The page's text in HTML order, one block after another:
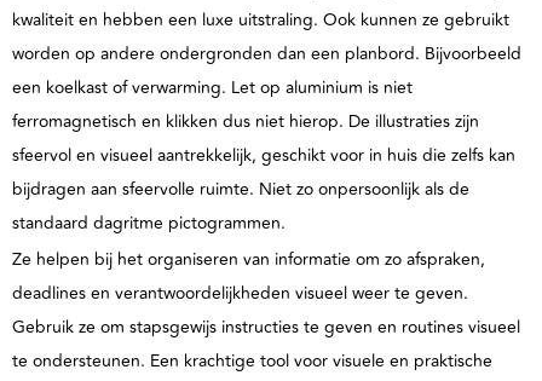
kwaliteit en hebben een luxe uitstraling. Ook kunnen ze gebruikt
worden op andere ondergronden dan een planbord. Bijvoorbeeld
een koelkast of verwarming. Let op aluminium is niet
ferromagnetisch en klikken dus niet hierop. De illustraties zijn
sfeervol en visueel aantrekkelijk, geschikt voor in huis die zelfs kan
bijdragen aan sfeervolle ruimte. Niet zo onpersoonlijk als de
standaard dagritme pictogrammen.
Ze helpen bij het organiseren van informatie om zo afspraken,
deadlines en verantwoordelijkheden visueel weer te geven.
Gebruik ze om stapsgewijs instructies te geven en routines visueel
te ondersteunen. Een krachtige tool voor visuele en praktische